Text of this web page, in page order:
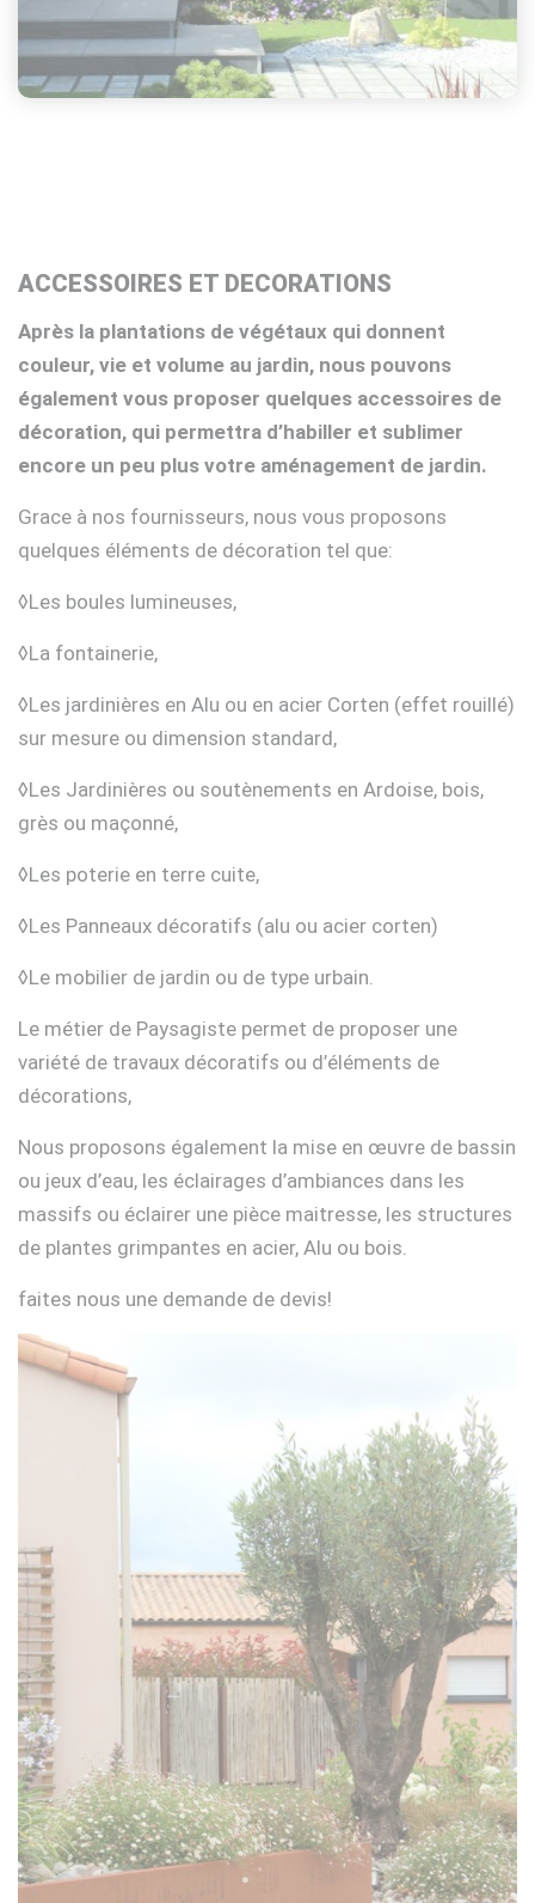
ACCESSOIRES ET DECORATIONS
Après la plantations de végétaux qui donnent
couleur, vie et volume au jardin, nous pouvons
également vous proposer quelques accessoires de
décoration, qui permettra d’habiller et sublimer
encore un peu plus votre aménagement de jardin.
Grace à nos fournisseurs, nous vous proposons
quelques éléments de décoration tel que:
◊Les boules lumineuses,
◊La fontainerie,
◊Les jardinières en Alu ou en acier Corten (effet rouillé)
sur mesure ou dimension standard,
◊Les Jardinières ou soutènements en Ardoise, bois,
grès ou maçonné,
◊Les poterie en terre cuite,
◊Les Panneaux décoratifs (alu ou acier corten)
◊Le mobilier de jardin ou de type urbain.
Le métier de Paysagiste permet de proposer une
variété de travaux décoratifs ou d’éléments de
décorations,
Nous proposons également la mise en œuvre de bassin
ou jeux d’eau, les éclairages d’ambiances dans les
massifs ou éclairer une pièce maitresse, les structures
de plantes grimpantes en acier, Alu ou bois.
faites nous une demande de devis!